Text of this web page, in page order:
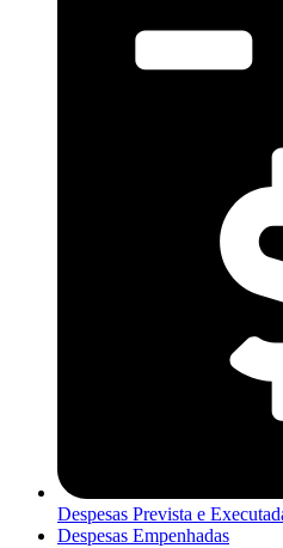
Despesas Prevista e
Despesas Empenhadas